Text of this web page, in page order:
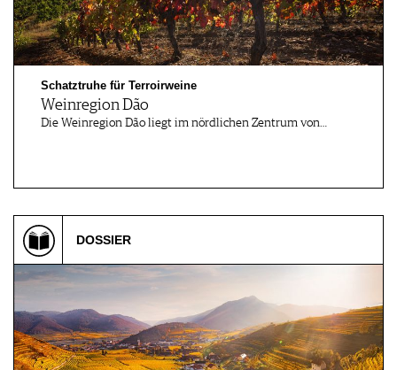
Schatztruhe für Terroirweine
Weinregion Dão
Die Weinregion Dão liegt im nördlichen Zentrum von…
DOSSIER